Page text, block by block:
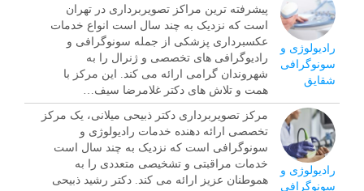
رادیولوژی و
سونوگرافی
شقایق
پیشرفته ترین مراکز تصویربرداری در تهران
است که نزدیک به چند سال است انواع خدمات
عکسبرداری پزشکی از جمله سونوگرافی و
رادیوگرافی های تخصصی و ژنرال را به
شهروندان گرامی ارائه می کند. این مرکز با
همت و تلاش های دکتر غلامرضا سیف…
رادیولوژی و
سونوگرافی
مرکز تصویربرداری دکتر ذبیحی میلانی، یک مرکز
تخصصی ارائه دهنده خدمات رادیولوژی و
سونوگرافی است که نزدیک به چند سال است
خدمات مراقبتی و تشخیصی متعددی را به
هموطنان عزیز ارائه می کند. دکتر رشید ذبیحی